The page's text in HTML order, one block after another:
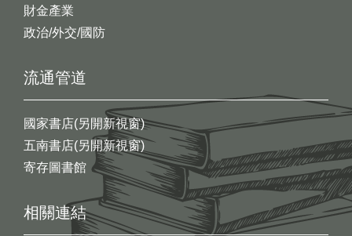
財金產業
政治/外交/國防
流通管道
國家書店(另開新視窗)
五南書店(另開新視窗)
寄存圖書館
相關連結